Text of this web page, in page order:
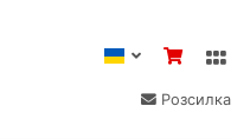
Розсилка